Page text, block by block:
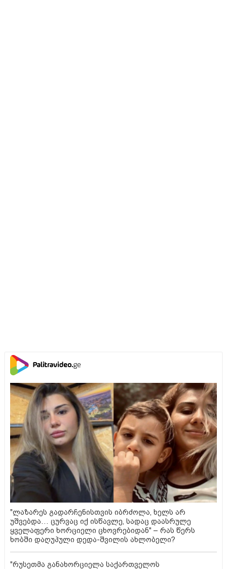
"ლაზარეს გადარჩენისთვის იბრძოლა, ხელს არ
უშვებდა… ცურვაც იქ ისწავლე, სადაც დაასრულე
ყველაფერი ხორციელი ცხოვრებიდან" – რას წერს
ხობში დაღუპული დედა-შვილის ახლობელი?
"რუსეთმა განახორციელა საქართველოს